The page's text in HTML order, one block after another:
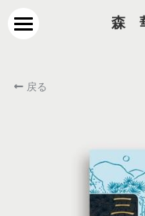
森　
works
戻る